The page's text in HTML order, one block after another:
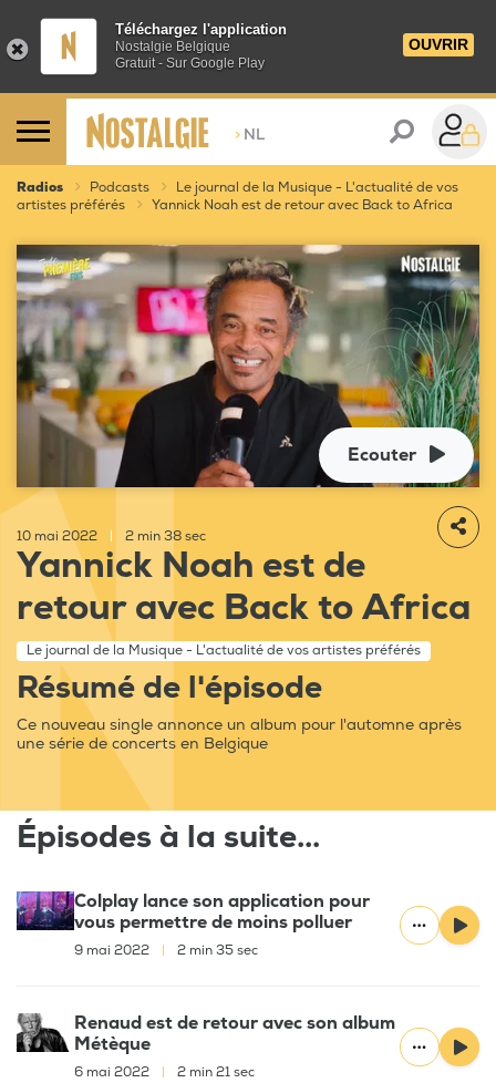
Téléchargez l'application
Nostalgie Belgique
Gratuit - Sur Google Play
OUVRIR
> NL
Radios Podcasts
Le journal de la Musique - L'actualité de vos
artistes préférés
Yannick Noah est de retour avec Back to Africa
Ecouter
10 mai 2022 2 min 38 sec
Yannick Noah est de
retour avec Back to Africa
Le journal de la Musique - L'actualité de vos artistes préférés
Résumé de l'épisode
Ce nouveau single annonce un album pour l'automne après
une série de concerts en Belgique
Épisodes à la suite...
Colplay lance son application pour
vous permettre de moins polluer
9 mai 2022 2 min 35 sec
Renaud est de retour avec son album
Métèque
6 mai 2022 2 min 21 sec